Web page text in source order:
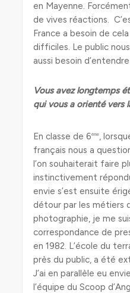
en Mayenne.
de vives réactions.
France a besoin de
difficiles. Le public
aussi besoin
Vous avez longtemps
qui vous a orienté vers
En classe de 6ème,
français nous a
l’on souhaiterait faire
instinctivement
envie s’est ensuite
détour par les métiers
photographie, je me
correspondance de
en 1982. L’école du
près du public, a été
J’ai en parallèle eu
l’équipe du Scoop